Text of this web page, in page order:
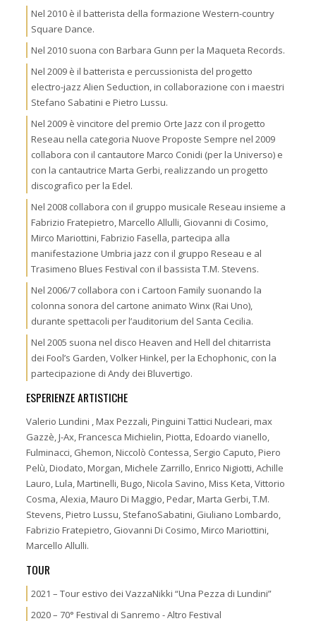
Nel 2010 è il batterista della formazione Western-country
Square Dance.
Nel 2010 suona con Barbara Gunn per la Maqueta Records.
Nel 2009 è il batterista e percussionista del progetto
electro-jazz Alien Seduction, in collaborazione con i maestri
Stefano Sabatini e Pietro Lussu.
Nel 2009 è vincitore del premio Orte Jazz con il progetto
Reseau nella categoria Nuove Proposte Sempre nel 2009
collabora con il cantautore Marco Conidi (per la Universo) e
con la cantautrice Marta Gerbi, realizzando un progetto
discografico per la Edel.
Nel 2008 collabora con il gruppo musicale Reseau insieme a
Fabrizio Fratepietro, Marcello Allulli, Giovanni di Cosimo,
Mirco Mariottini, Fabrizio Fasella, partecipa alla
manifestazione Umbria jazz con il gruppo Reseau e al
Trasimeno Blues Festival con il bassista T.M. Stevens.
Nel 2006/7 collabora con i Cartoon Family suonando la
colonna sonora del cartone animato Winx (Rai Uno),
durante spettacoli per l’auditorium del Santa Cecilia.
Nel 2005 suona nel disco Heaven and Hell del chitarrista
dei Fool’s Garden, Volker Hinkel, per la Echophonic, con la
partecipazione di Andy dei Bluvertigo.
ESPERIENZE ARTISTICHE
Valerio Lundini , Max Pezzali, Pinguini Tattici Nucleari, max
Gazzè, J-Ax, Francesca Michielin, Piotta, Edoardo vianello,
Fulminacci, Ghemon, Niccolò Contessa, Sergio Caputo, Piero
Pelù, Diodato, Morgan, Michele Zarrillo, Enrico Nigiotti, Achille
Lauro, Lula, Martinelli, Bugo, Nicola Savino, Miss Keta, Vittorio
Cosma, Alexia, Mauro Di Maggio, Pedar, Marta Gerbi, T.M.
Stevens, Pietro Lussu, StefanoSabatini, Giuliano Lombardo,
Fabrizio Fratepietro, Giovanni Di Cosimo, Mirco Mariottini,
Marcello Allulli.
TOUR
2021 – Tour estivo dei VazzaNikki “Una Pezza di Lundini”
2020 – 70° Festival di Sanremo - Altro Festival